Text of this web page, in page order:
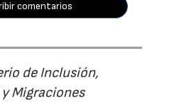
comentarios
de Inclusión,
Migraciones